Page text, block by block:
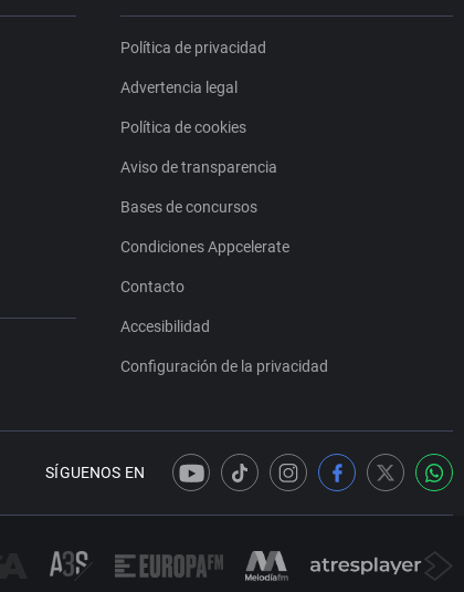
Política de privacidad
Advertencia legal
Política de cookies
Aviso de transparencia
Bases de concursos
Condiciones Appcelerate
Contacto
Accesibilidad
Configuración de la privacidad
SÍGUENOS EN